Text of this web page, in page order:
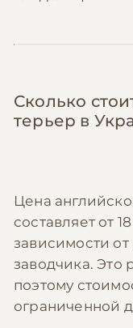
Сколько
терьер в
Цена
составляет от
зависимости
заводчика. Это
поэтому
ограниченной